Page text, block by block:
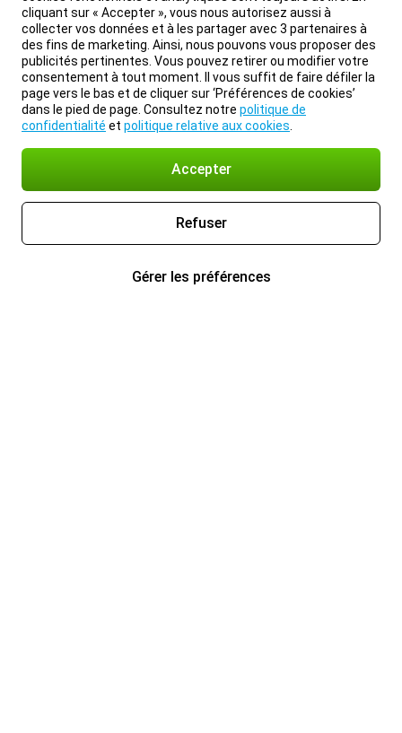
cliquant sur « Accepter », vous nous autorisez aussi à
collecter vos données et à les partager avec 3 partenaires à
des fins de marketing. Ainsi, nous pouvons vous proposer des
publicités pertinentes. Vous pouvez retirer ou modifier votre
consentement à tout moment. Il vous suffit de faire défiler la
page vers le bas et de cliquer sur ‘Préférences de cookies’
dans le pied de page. Consultez notre politique de
confidentialité et politique relative aux cookies
Accepter
Refuser
Gérer les préférences